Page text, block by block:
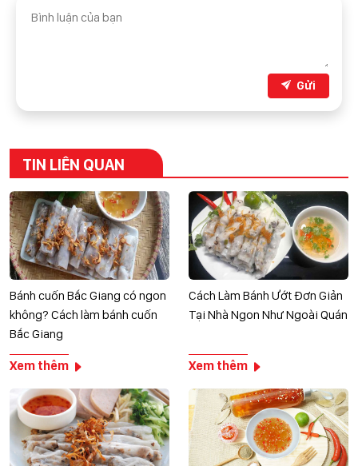
Gửi
TIN LIÊN QUAN
Bánh cuốn Bắc Giang có ngon
không? Cách làm bánh cuốn
Bắc Giang
Xem thêm
Cách Làm Bánh Ướt Đơn Giản
Tại Nhà Ngon Như Ngoài Quán
Xem thêm